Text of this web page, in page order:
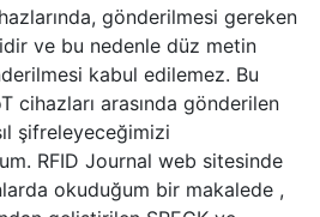
gönderilmesi gereken
ve bu nedenle düz metin
kabul edilemez. Bu
cihazları arasında gönderilen
şifreleyeceğimizi
RFID Journal web sitesinde
okuduğum bir makalede ,